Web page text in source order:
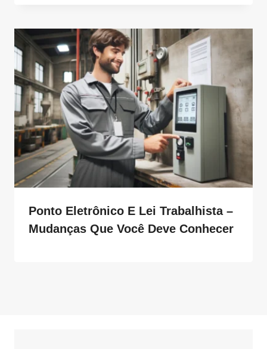
Ponto Eletrônico E Lei Trabalhista –
Mudanças Que Você Deve Conhecer